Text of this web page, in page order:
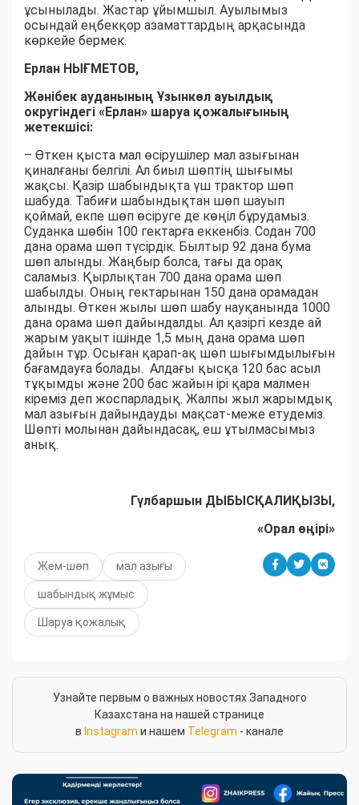
ұсынылады. Жастар ұйымшыл. Ауылымыз
осындай еңбекқор азаматтардың арқасында
көркейе бермек.
Ерлан НЫҒМЕТОВ,
Жәнібек ауданының Ұзынкөл ауылдық
округіндегі «Ерлан» шаруа қожалығының
жетекшісі:
– Өткен қыста мал өсірушілер мал азығынан
қиналғаны белгілі. Ал биыл шөптің шығымы
жақсы. Қазір шабындықта үш трактор шөп
шабуда. Табиғи шабындықтан шөп шауып
қоймай, екпе шөп өсіруге де көңіл бұрудамыз.
Суданка шөбін 100 гектарға еккенбіз. Содан 700
дана орама шөп түсірдік. Былтыр 92 дана бума
шөп алынды. Жаңбыр болса, тағы да орақ
саламыз. Қырлықтан 700 дана орама шөп
шабылды. Оның гектарынан 150 дана орамадан
алынды. Өткен жылы шөп шабу науқанында 1000
дана орама шөп дайындалды. Ал қазіргі кезде ай
жарым уақыт ішінде 1,5 мың дана орама шөп
дайын тұр. Осыған қарап-ақ шөп шығымдылығын
бағамдауға болады. Алдағы қысқа 120 бас асыл
тұқымды және 200 бас жайын ірі қара малмен
кіреміз деп жоспарладық. Жалпы жыл жарымдық
мал азығын дайындауды мақсат-меже етудеміз.
Шөпті молынан дайындасақ, еш ұтылмасымыз
анық.
Гүлбаршын ДЫБЫСҚАЛИҚЫЗЫ,
«Орал өңірі»
Жем-шөп мал азығы
шабындық жұмыс
Шаруа қожалық
Узнайте первым о важных новостях Западного
Казахстана на нашей странице
в Instagram и нашем Telegram - канале